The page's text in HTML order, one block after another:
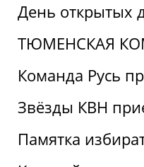
День открытых
ТЮМЕНСКАЯ
Команда Русь
Звёзды КВН
Памятка